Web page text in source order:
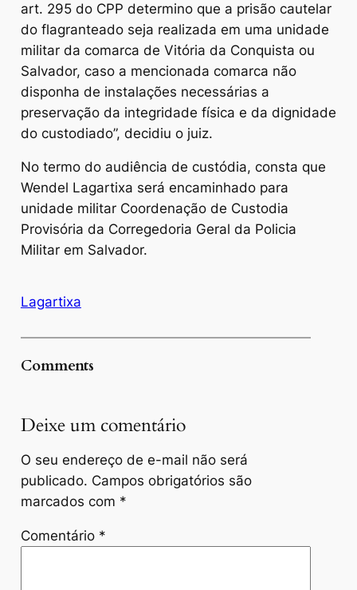
art. 295 do CPP determino que a prisão cautelar
do flagranteado seja realizada em uma unidade
militar da comarca de Vitória da Conquista ou
Salvador, caso a mencionada comarca não
disponha de instalações necessárias a
preservação da integridade física e da dignidade
do custodiado”, decidiu o juiz.
No termo do audiência de custódia, consta que
Wendel Lagartixa será encaminhado para
unidade militar Coordenação de Custodia
Provisória da Corregedoria Geral da Policia
Militar em Salvador.
Lagartixa
Comments
Deixe um comentário
O seu endereço de e-mail não será
publicado. Campos obrigatórios são
marcados com *
Comentário *